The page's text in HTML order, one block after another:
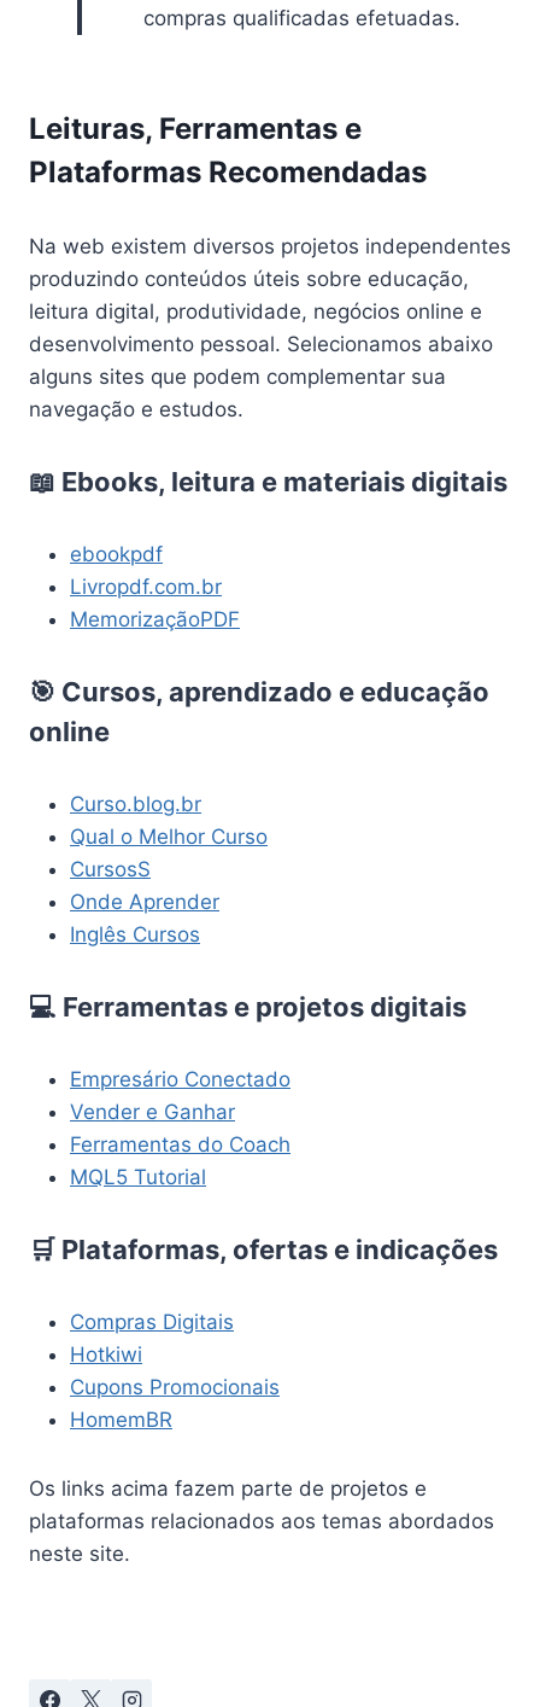
compras qualificadas efetuadas.
Leituras, Ferramentas e
Plataformas Recomendadas
Na web existem diversos projetos independentes
produzindo conteúdos úteis sobre educação,
leitura digital, produtividade, negócios online e
desenvolvimento pessoal. Selecionamos abaixo
alguns sites que podem complementar sua
navegação e estudos.
📖 Ebooks, leitura e materiais digitais
ebookpdf
Livropdf.com.br
MemorizaçãoPDF
🎯 Cursos, aprendizado e educação
online
Curso.blog.br
Qual o Melhor Curso
CursosS
Onde Aprender
Inglês Cursos
💻 Ferramentas e projetos digitais
Empresário Conectado
Vender e Ganhar
Ferramentas do Coach
MQL5 Tutorial
🛒 Plataformas, ofertas e indicações
Compras Digitais
Hotkiwi
Cupons Promocionais
HomemBR
Os links acima fazem parte de projetos e
plataformas relacionados aos temas abordados
neste site.